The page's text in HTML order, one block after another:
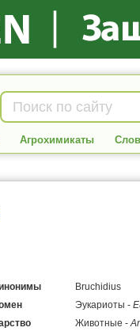
Агрохимикаты
Bruchidius
Эукариоты -
Животные -